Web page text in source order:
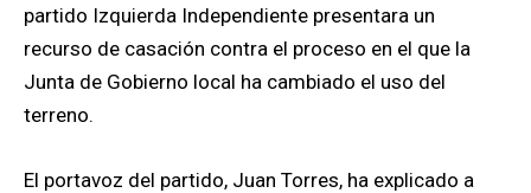
partido Izquierda Independiente presentara un
recurso de casación contra el proceso en el que la
Junta de Gobierno local ha cambiado el uso del
terreno.
El portavoz del partido, Juan Torres, ha explicado a